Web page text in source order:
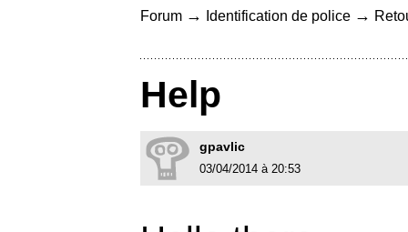
Forum → Identification de police →
Help
gpavlic
03/04/2014 à 20:53